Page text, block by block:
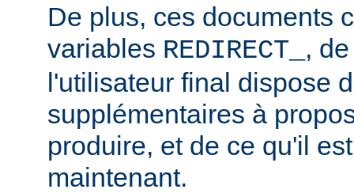
De plus, ces documents
variables REDIRECT_ ,
l'utilisateur final dispose
supplémentaires à
produire, et de ce qu'il
maintenant.